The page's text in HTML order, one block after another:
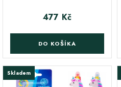
Cena
477 Kč
DO KOŠÍKA
Skladem